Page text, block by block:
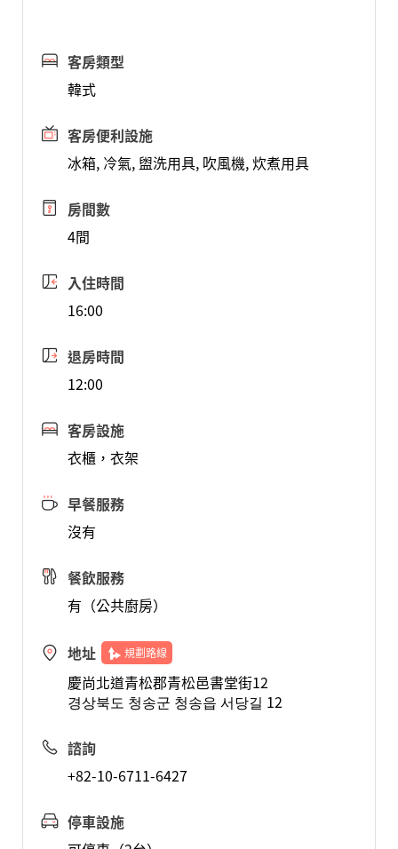
客房類型
韓式
客房便利設施
冰箱, 冷氣, 盥洗用具, 吹風機, 炊煮用具
房間數
4間
入住時間
16:00
退房時間
12:00
客房設施
衣櫃，衣架
早餐服務
沒有
餐飲服務
有（公共廚房）
地址 規劃路線
慶尚北道青松郡青松邑書堂街12
경상북도 청송군 청송읍 서당길 12
諮詢
+82-10-6711-6427
停車設施